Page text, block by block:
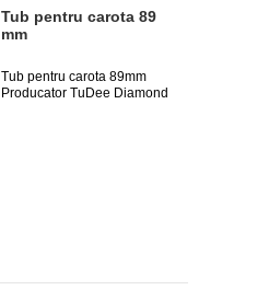
Tub pentru carota 89
mm
Tub pentru carota 89mm
Producator TuDee Diamond